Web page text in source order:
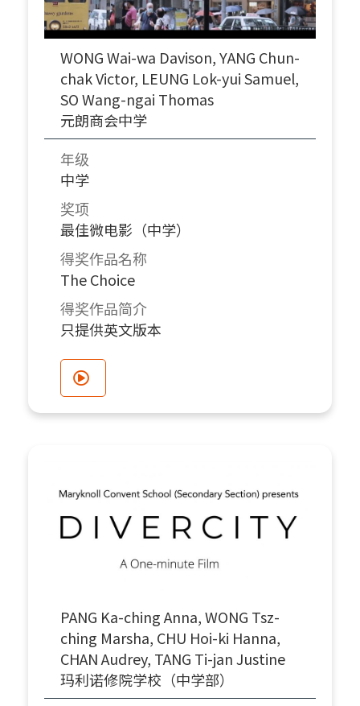
WONG Wai-wa Davison, YANG Chun-
chak Victor, LEUNG Lok-yui Samuel,
SO Wang-ngai Thomas
元朗商会中学
年级
中学
奖项
最佳微电影（中学）
得奖作品名称
The Choice
得奖作品简介
只提供英文版本
PANG Ka-ching Anna, WONG Tsz-
ching Marsha, CHU Hoi-ki Hanna,
CHAN Audrey, TANG Ti-jan Justine
玛利诺修院学校（中学部）